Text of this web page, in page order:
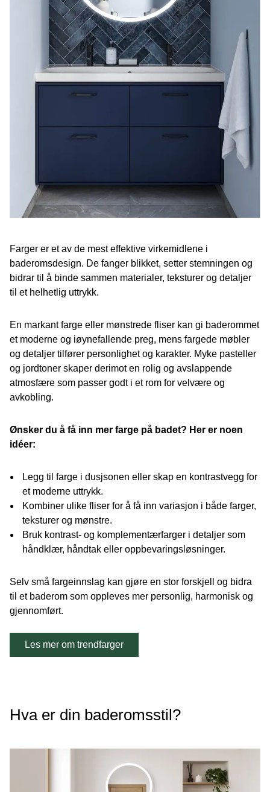
Farger er et av de mest effektive virkemidlene i
baderomsdesign. De fanger blikket, setter stemningen og
bidrar til å binde sammen materialer, teksturer og detaljer
til et helhetlig uttrykk.
En markant farge eller mønstrede fliser kan gi baderommet
et moderne og iøynefallende preg, mens fargede møbler
og detaljer tilfører personlighet og karakter. Myke pasteller
og jordtoner skaper derimot en rolig og avslappende
atmosfære som passer godt i et rom for velvære og
avkobling.
Ønsker du å få inn mer farge på badet? Her er noen
idéer:
Legg til farge i dusjsonen eller skap en kontrastvegg for
et moderne uttrykk.
Kombiner ulike fliser for å få inn variasjon i både farger,
teksturer og mønstre.
Bruk kontrast- og komplementærfarger i detaljer som
håndklær, håndtak eller oppbevaringsløsninger.
Selv små fargeinnslag kan gjøre en stor forskjell og bidra
til et baderom som oppleves mer personlig, harmonisk og
gjennomført.
Les mer om trendfarger
Hva er din baderomsstil?